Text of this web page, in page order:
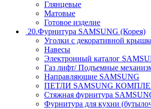
Глянцевые
Матовые
Готовое изделие
20.Фурнитура SAMSUNG (Корея)
Уголки с декоративной
Навесы
Электронный каталог
Газ лифт/ Подъемные
Направляющие SAMSUNG
ПЕТЛИ SAMSUNG
Стяжная фурнитура
Фурнитура для кухни